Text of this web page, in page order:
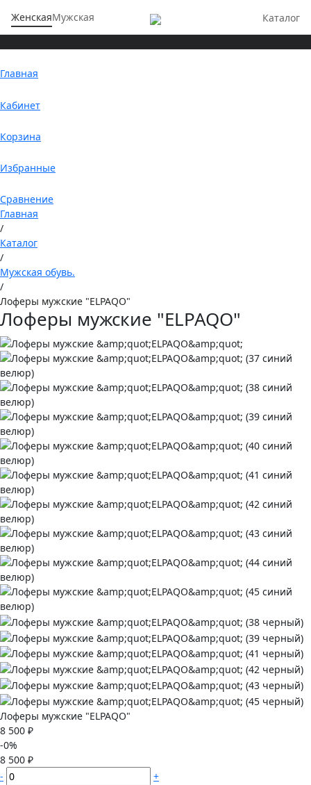
ЖенскаяМужская Каталог
Главная
Кабинет
Корзина
Избранные
Сравнение
Главная
/
Каталог
/
Мужская обувь.
/
Лоферы мужские "ELPAQO"
Лоферы мужские "ELPAQO"
Лоферы мужские "ELPAQO"
8 500 ₽
-0%
8 500 ₽
-
+